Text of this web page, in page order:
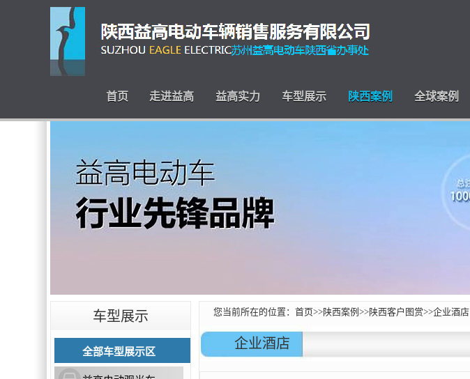
首页 走进益高 益高实力 车型展示 陕西案例 全球案例
车型展示
全部车型展示区
您当前所在的位置： 首页>>陕西案例 >>陕西客户图赏>>企业酒店
企业酒店